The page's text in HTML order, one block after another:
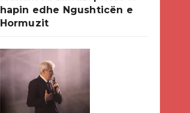
hapin edhe Ngushticën e
Hormuzit